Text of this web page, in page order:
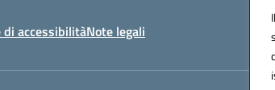
di accessibilitàNote legali